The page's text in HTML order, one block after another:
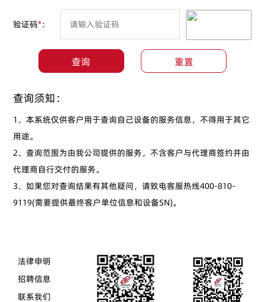
验证码*：
查询须知：
1、本系统仅供客户用于查询自己设备的服务信息，不得用于其它
用途。
2、查询范围为由我公司提供的服务，不含客户与代理商签约并由
代理商自行交付的服务。
3、如果您对查询结果有其他疑问，请致电客服热线400-810-
9119(需要提供最终客户单位信息和设备SN)。
法律申明
招聘信息
联系我们